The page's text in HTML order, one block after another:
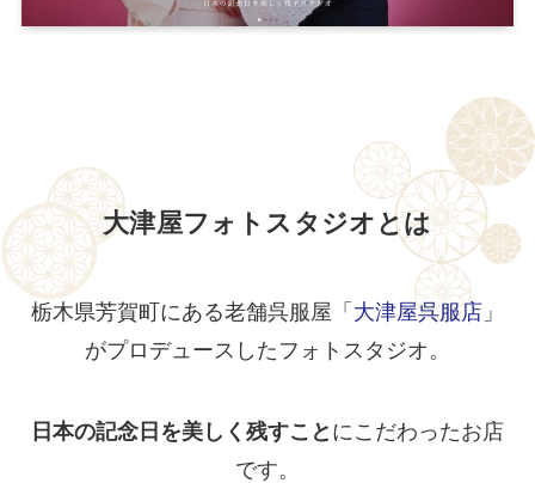
大津屋フォトスタジオとは
栃木県芳賀町にある老舗呉服屋「 大津屋呉服店 」
がプロデュースしたフォトスタジオ。
日本の記念日を美しく残すこと にこだわったお店
です。